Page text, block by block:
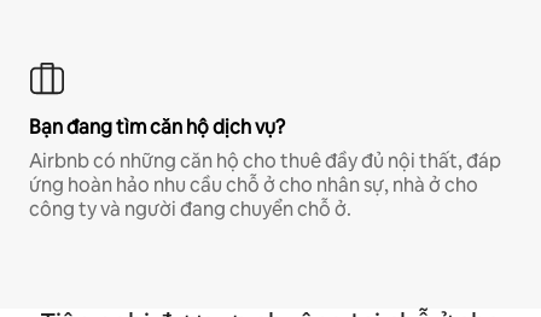
Bạn đang tìm căn hộ dịch vụ?
Airbnb có những căn hộ cho thuê đầy đủ nội thất, đáp
ứng hoàn hảo nhu cầu chỗ ở cho nhân sự, nhà ở cho
công ty và người đang chuyển chỗ ở.